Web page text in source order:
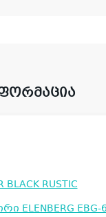
RUSTIC
EBG-